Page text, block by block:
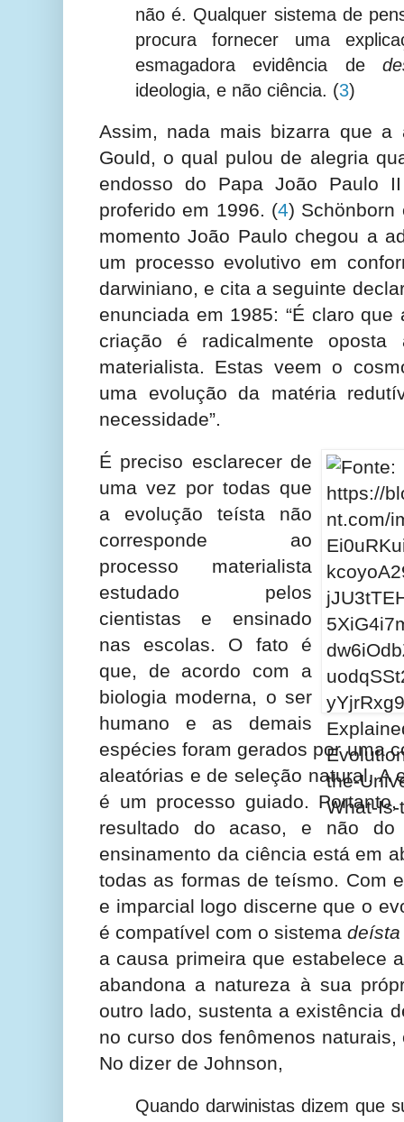
não é. Qualquer sistema de
procura fornecer uma
esmagadora evidência de
ideologia, e não ciência. (3)
Assim, nada mais bizarra que a
Gould, o qual pulou de alegria
endosso do Papa João Paulo
proferido em 1996. (4) Schönborn
momento João Paulo chegou a
um processo evolutivo em
darwiniano, e cita a seguinte
enunciada em 1985: “É claro
criação é radicalmente
materialista. Estas veem o
uma evolução da matéria
necessidade”.
É preciso esclarecer de
uma vez por todas que
a evolução teísta não
corresponde ao
processo materialista
estudado pelos
cientistas e ensinado
nas escolas. O fato é
que, de acordo com a
biologia moderna, o ser
humano e as demais
espécies foram gerados por uma
aleatórias e de seleção natural. A
é um processo guiado.
resultado do acaso, e não do
ensinamento da ciência está em
todas as formas de teísmo. Com
e imparcial logo discerne que o
é compatível com o sistemadeísta
a causa primeira que estabelece
abandona a natureza à sua
outro lado, sustenta a existência
no curso dos fenômenos
No dizer de Johnson,
Quando darwinistas dizem que